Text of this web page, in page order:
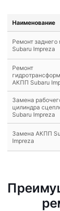
Наименование
Ремонт заднего
Subaru Impreza
Ремонт
АКПП Subaru
Замена
цилиндра
Subaru Impreza
Замена АКПП
Impreza